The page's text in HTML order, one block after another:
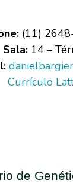
(11)
Sala:14 –
Currículo
de